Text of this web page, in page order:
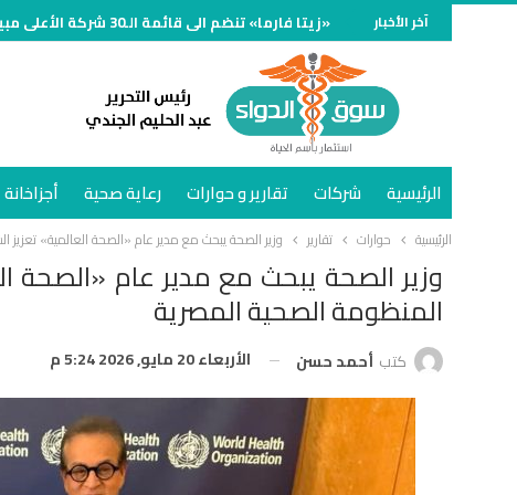
آخر الأخبار «زيتا فارما» تنضم الى قائمة الـ30 شركة الأعلى مبيعًا في سوق الدواء المصري خلال النصف الأول وتنمو 70%
الرئيسية شركات تقارير و حوارات رعاية صحية أجزاخانة
الرئيسية حوارات تقارير وزير الصحة يبحث مع مدير عام «الصحة العالمية» تعزيز
وزير الصحة يبحث مع مدير عام «الصحة
المنظومة الصحية المصرية
كتب أحمد حسن الأربعاء 20 مايو, 2026 5:24 م